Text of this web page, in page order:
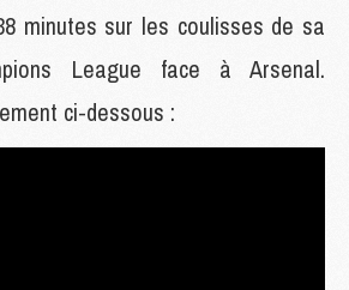
minutes sur les coulisses de sa
League face à Arsenal.
ci-dessous :